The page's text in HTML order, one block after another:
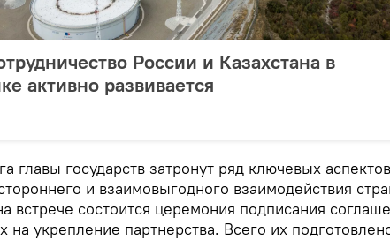
России и Казахстана в
активно развивается
главы государств затронут ряд ключевых аспектов
и взаимовыгодного взаимодействия
встрече состоится церемония подписания
на укрепление партнерства. Всего их